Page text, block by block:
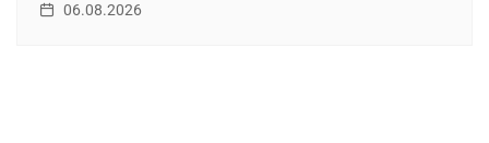
06.08.2026